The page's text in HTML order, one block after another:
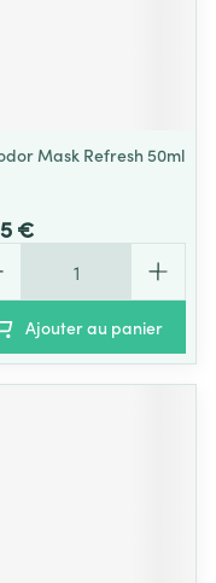
Mask Refresh 50ml
€
Ajouter au panier